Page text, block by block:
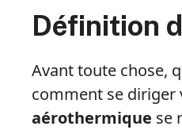
Définition
Avant toute chose,
comment se diriger
aérothermique se